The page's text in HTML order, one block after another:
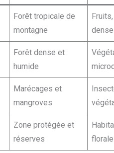
Forêt tropicale de
montagne
Forêt dense et
humide
Marécages et
mangroves
Zone protégée et
réserves
florale